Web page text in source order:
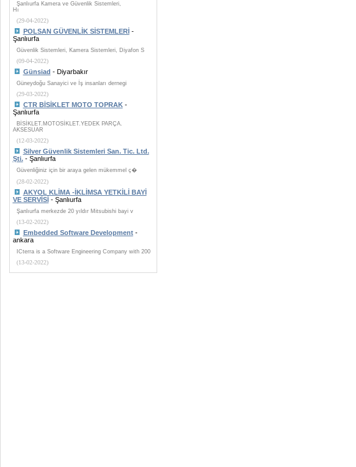
Şanlıurfa Kamera ve Güvenlik Sistemleri,
Hı
(29-04-2022)
POLSAN GÜVENLİK SİSTEMLERİ-
Şanlıurfa
Güvenlik Sistemleri, Kamera Sistemleri, Diyafon S
(09-04-2022)
Günsiad - Diyarbakır
Güneydoğu Sanayici ve İş insanları dernegi
(29-03-2022)
CTR BİSİKLET MOTO TOPRAK-
Şanlıurfa
BİSİKLET.MOTOSİKLET.YEDEK PARÇA.
AKSESUAR
(12-03-2022)
Silver Güvenlik Sistemleri San. Tic. Ltd.
Şti.- Şanlıurfa
Güvenliğiniz için bir araya gelen mükemmel ç�
(28-02-2022)
AKYOL KLİMA -İKLİMSA YETKİLİ BAYİ
VE SERVİSİ- Şanlıurfa
Şanlıurfa merkezde 20 yıldır Mitsubishi bayi v
(13-02-2022)
Embedded Software Development-
ankara
ICterra is a Software Engineering Company with 200
(13-02-2022)